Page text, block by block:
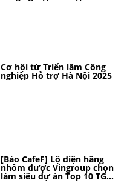
Ngọc Diệp
Cơ hội từ Triển lãm Công
nghiệp Hỗ trợ Hà Nội 2025
[Báo CafeF] Lộ diện hãng
nhôm được Vingroup chọn
làm siêu dự án Top 10 TG,